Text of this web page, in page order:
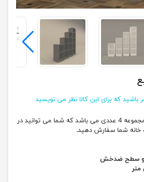
باشید که برای این کالا نظر می نویسید
کتابخانه مدل مربع، یک مجموعه 4 عددی می باشد که شما می توانید در
خانه شما سفارش دهید.
و سطح ضدخش